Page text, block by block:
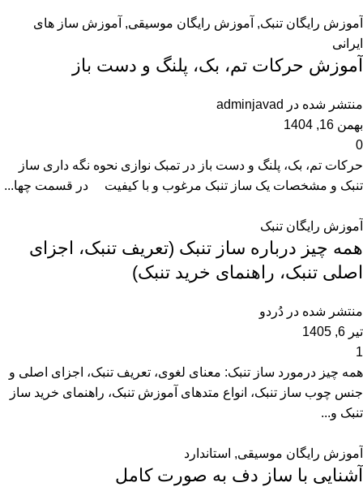
آموزش رایگان تنبک, آموزش رایگان موسیقی, آموزش ساز های
ایرانی
آموزش حرکات تم، بک، پلنگ و دست باز
منتشر شده در
adminjavad
بهمن 16, 1404
0
حرکات تم، بک، پلنگ و دست باز در تمبک نوازی نحوه نگه داری ساز
تنبک و مشخصات یک ساز تنبک مرغوب و با کیفیت در قسمت چها...
آموزش رایگان تنبک
همه چیز درباره ساز تنبک (تعریف تنبک، اجزای
اصلی تنبک، راهنمای خرید تنبک)
منتشر شده در دُردو
تیر 6, 1405
1
همه چیز درمورد ساز تنبک: معنای لغوی، تعریف تنبک، اجزای اصلی و
جنس چوب ساز تنبک، انواع متد‌های آموزش تنبک، راهنمای خرید ساز
تنبک و...
آموزش رایگان موسیقی, استاندارد
آشنایی با ساز دف به صورت کامل